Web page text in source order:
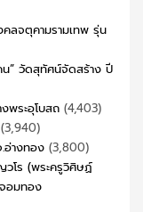
คลจตุคามรามเทพ รุ่น
น” วัดสุทัศน์จัดสร้าง ปี
พระอุโบสถ (4,403)
(3,940)
อ่างทอง (3,800)
วโร (พระครูวิศิษฏ์
อมทอง